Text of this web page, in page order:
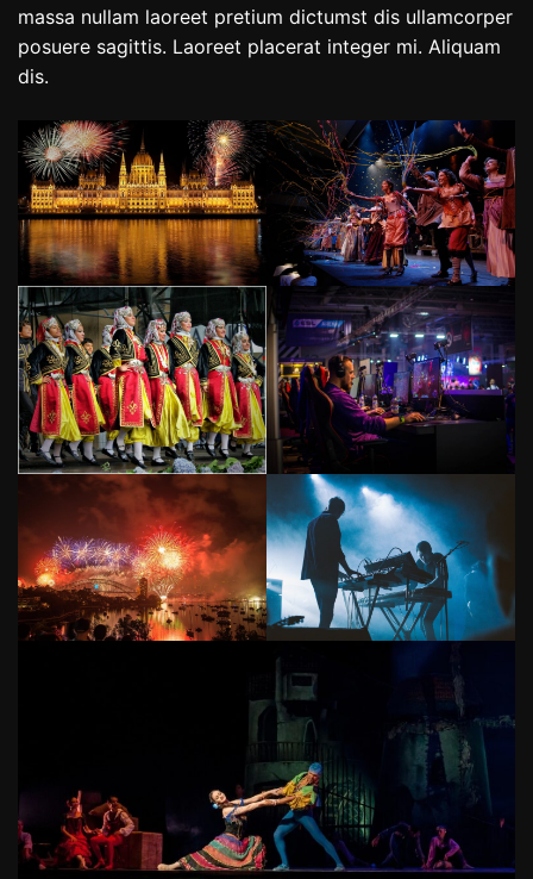
massa nullam laoreet pretium dictumst dis ullamcorper
posuere sagittis. Laoreet placerat integer mi. Aliquam
dis.